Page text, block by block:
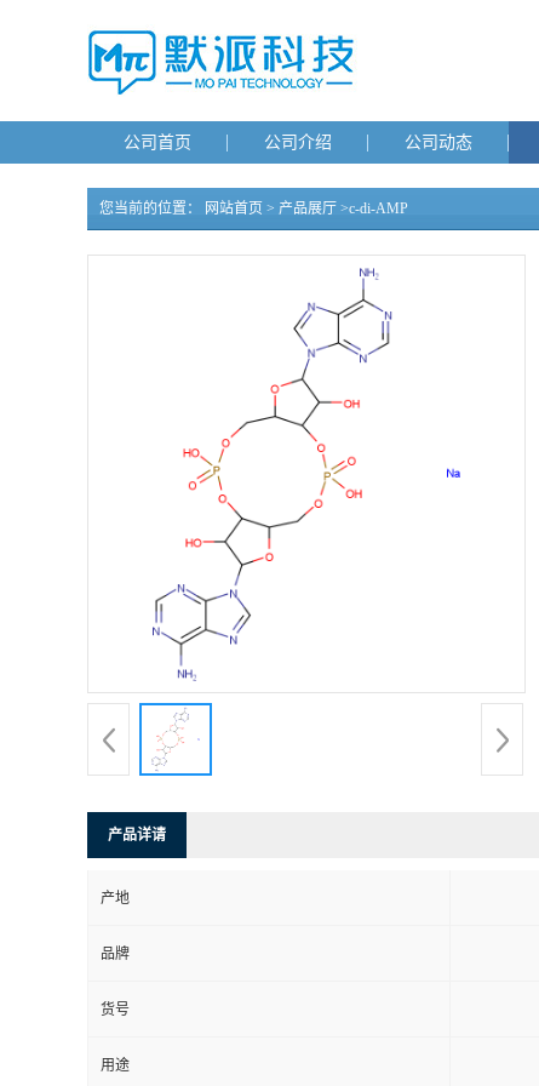
公司首页 公司介绍 公司动态
您当前的位置： 网站首页 > 产品展厅 >c-di-AMP
产品详请
产地
品牌
货号
用途